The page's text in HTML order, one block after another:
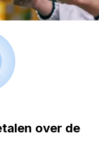
over de